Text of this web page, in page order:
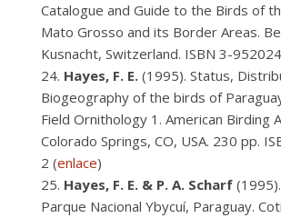
Catalogue and Guide to the Birds of
Mato Grosso and its Border Areas.
Kusnacht, Switzerland. ISBN 3-
Hayes, F. E. (1995). Status,
Biogeography of the birds of
Field Ornithology 1. American Birding
Colorado Springs, CO, USA. 230 pp.
2 (enlace)
Hayes, F. E. & P. A. Scharf
Parque Nacional Ybycuí, Paraguay.